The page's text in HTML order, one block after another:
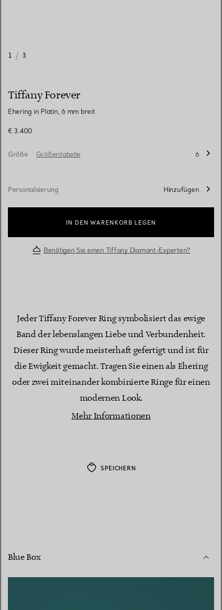
1 / 3
Tiffany Forever
Ehering in Platin, 6 mm breit
€ 3.400
Größe Größentabelle 6
Personalisierung Hinzufügen
IN DEN WARENKORB LEGEN
Benötigen Sie einen Tiffany Diamant-Experten?
Jeder Tiffany Forever Ring symbolisiert das ewige
Band der lebenslangen Liebe und Verbundenheit.
Dieser Ring wurde meisterhaft gefertigt und ist für
die Ewigkeit gemacht. Tragen Sie einen als Ehering
oder zwei miteinander kombinierte Ringe für einen
modernen Look.
Mehr Informationen
SPEICHERN
Blue Box